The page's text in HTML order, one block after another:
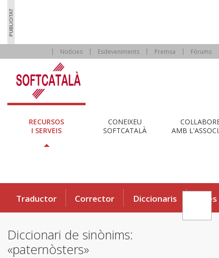
Notícies Esdeveniments Premsa Fòrums
RECURSOS
I SERVEIS
CONEIXEU
SOFTCATALÀ
AMB
Traductor Corrector Diccionaris Eines
Diccionari de sinònims:
«paternòsters»